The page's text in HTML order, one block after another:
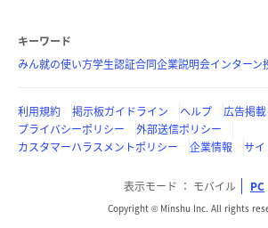
キーワード
みん就の使い方学生認証合同企業説明会インターン
利用規約 掲示板ガイドライン ヘルプ 広告掲載
プライバシーポリシー
外部送信ポリシー
カスタマーハラスメントポリシー
企業情報 サ
表示モード モバイル PC
Copyright © Minshu Inc. All rights